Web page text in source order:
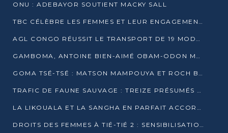
ONU : ADEBAYOR SOUTIENT MACKY SALL
TBC CÉLÈBRE LES FEMMES ET LEUR ENGAGEMENT À L’OCCASION DU 8 MARS
AGL CONGO RÉUSSIT LE TRANSPORT DE 19 MODULES HORS GABARIT ENTRE POINTE-NOIRE ET BRAZZAVILLE
GAMBOMA, ANTOINE BIEN-AIMÉ OBAM-ODON MOBILISE LES 32 148 ÉLECTEURS EN FAVEUR DE DENIS SASSOU NGUESSO
GOMA TSÉ-TSÉ : MATSON MAMPOUYA ET ROCH BREDIN BISSALA NKOUNKOU EN CAMPAGNE DE PROXIMITÉ
TRAFIC DE FAUNE SAUVAGE : TREIZE PRÉSUMÉS TRAFIQUANTS INTERPELLÉS AU CONGO EN 2025
LA LIKOUALA ET LA SANGHA EN PARFAIT ACCORD AVEC LE PROJET DE SOCIÉTÉ DU CANDIDAT DENIS SASSOU-N’GUESSO
DROITS DES FEMMES À TIÉ-TIÉ 2 : SENSIBILISATION ET PÉDAGOGIE SUR LE DROIT DE VOTE